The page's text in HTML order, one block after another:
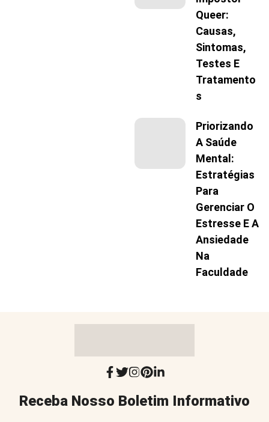
Queer:
Causas,
Sintomas,
Testes E
Tratamento
S
Priorizando
A Saúde
Mental:
Estratégias
Para
Gerenciar O
Estresse E A
Ansiedade
Na
Faculdade
Receba Nosso Boletim Informativo